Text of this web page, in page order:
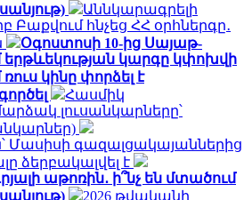
Աննկարագրելի
Բաքվում հնչեց ՀՀ օրհներգը․
Օգոստոսի 10-ից Սայաթ-
երթևեկության կարգը կփոխվի
կինը փորձել է
Հասմիկ
լուսանկարները՝
Մասիսի գազալցակայաններից
ձերբակալվել է
աթոռին․ ի՞նչ են մտածում
2026 թվականի